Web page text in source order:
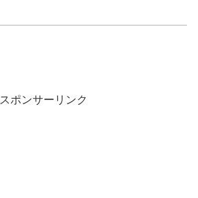
スポンサーリンク